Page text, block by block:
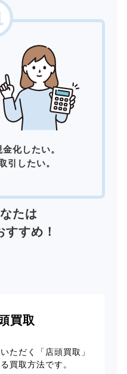
化したい。
引したい。
たは
すすめ！
買取
ただく「店頭買取」
買取方法です。